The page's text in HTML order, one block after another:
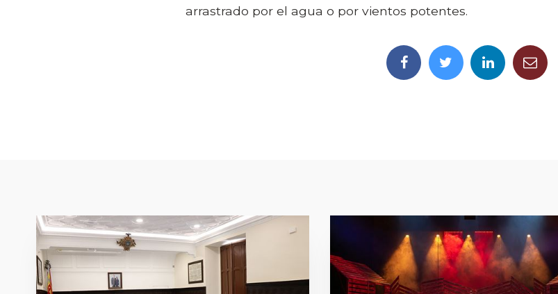
arrastrado por el agua o por vientos potentes.